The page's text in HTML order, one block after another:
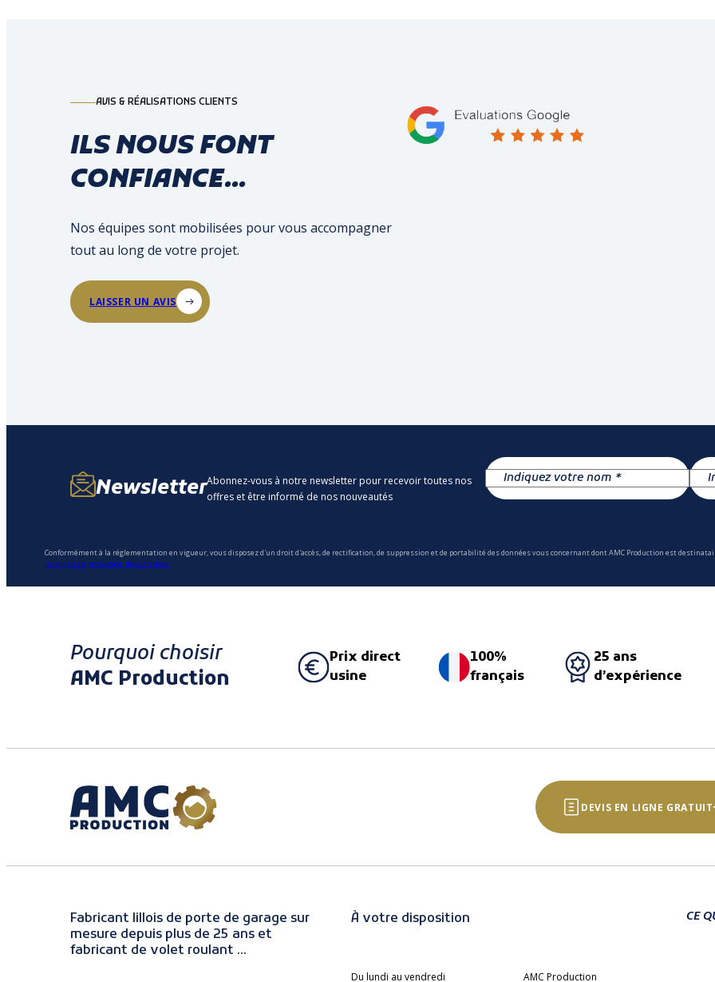
AVIS & RÉALISATIONS CLIENTS
ILS NOUS FONT
CONFIANCE...
Nos équipes sont mobilisées pour vous accompagner
tout au long de votre projet.
LAISSER UN AVIS
NewsletterAbonnez-vous à notre newsletter pour recevoir toutes nos
offres et être informé de nos nouveautés
Conformément à la réglementation en vigueur, vous disposez d'un droit d'accès, de rectification, de suppression et de portabilité des données vous concernant dont AMC Production est
politique de protection des données.
Pourquoi choisir
AMC Production
Prix direct
usine
100%
français
25 ans
d’expérience
DEVIS EN LIGNE GRATUIT
Fabricant lillois de porte de garage sur
mesure depuis plus de 25 ans et
fabricant de volet roulant ...
À votre disposition
Du lundi au vendredi AMC Production
CE